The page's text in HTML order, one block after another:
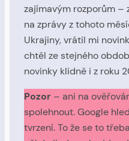
zajímavým rozporům –
na zprávy z tohoto
Ukrajiny, vrátil mi
chtěl ze stejného
novinky klidně i z roku
Pozor – ani na
spolehnout. Google
tvrzení. To že se to